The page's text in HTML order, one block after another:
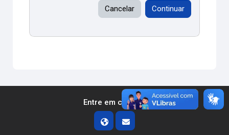
Cancelar Continuar
Entre em contato